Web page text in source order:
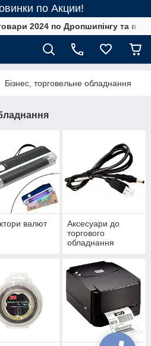
по Акции!
2024 по Дропшипінгу та в
Бізнес, торговельне обладнання
валют
Аксесуари до
торгового
обладнання